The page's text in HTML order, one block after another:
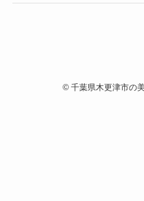
©千葉県木更津市の